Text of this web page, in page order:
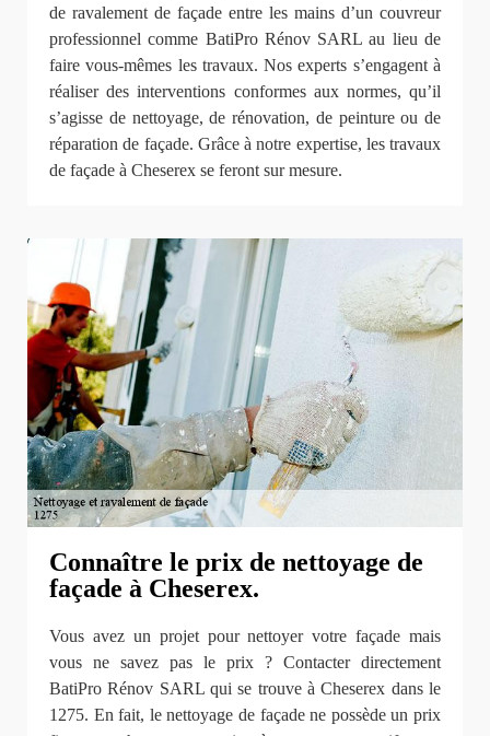
de ravalement de façade entre les mains d’un couvreur
professionnel comme BatiPro Rénov SARL au lieu de
faire vous-mêmes les travaux. Nos experts s’engagent à
réaliser des interventions conformes aux normes, qu’il
s’agisse de nettoyage, de rénovation, de peinture ou de
réparation de façade. Grâce à notre expertise, les travaux
de façade à Cheserex se feront sur mesure.
Connaître le prix de nettoyage de
façade à Cheserex.
Vous avez un projet pour nettoyer votre façade mais
vous ne savez pas le prix ? Contacter directement
BatiPro Rénov SARL qui se trouve à Cheserex dans le
1275. En fait, le nettoyage de façade ne possède un prix